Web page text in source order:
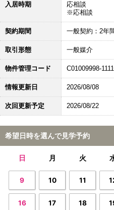
入居時期
応相談
※応相談
契約期間 一般契約：2年
取引形態 一般媒介
物件管理コード C01009998-
情報更新日 2026/08/08
次回更新予定 2026/08/22
希望日時を選んで見学予約
日 月 火
9 10 11
16 17 18